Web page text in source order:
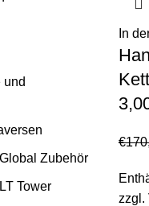
und
Zubehör
Tower
In
€
zzgl.